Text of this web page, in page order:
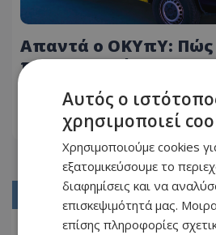
Απαντά ο ΟΚΥπΥ: Πώς
περιστατικό με το
πρωτόκολλα»
03.05.2026 - 20:24
ΔΙΑΒΆΣΤΕ ΠΕΡΙΣΣΌΤΕΡΑ
02
Αυτός ο
χρησιμοποιεί
Χρησιμοποιούμε cookies
εξατομικεύσουμε το
διαφημίσεις και να
επισκεψιμότητά μας.
επίσης πληροφορίες